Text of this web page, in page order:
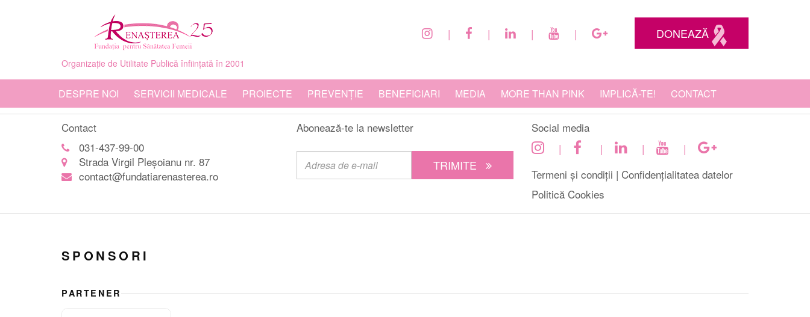
Organizație de Utilitate Publică înființată în 2001
| | | | DONEAZĂ
DESPRE NOI SERVICII MEDICALE PROIECTE PREVENȚIE BENEFICIARI MEDIA MORE THAN PINK IMPLICĂ-TE! CONTACT
Contact
031-437-99-00
Strada Virgil Pleșoianu nr. 87
contact@fundatiarenasterea.ro
Abonează-te la newsletter
TRIMITE
Social media
|
| |
|
Termeni și condiții | Confidențialitatea datelor
Politică Cookies
SPONSORI
PARTENER